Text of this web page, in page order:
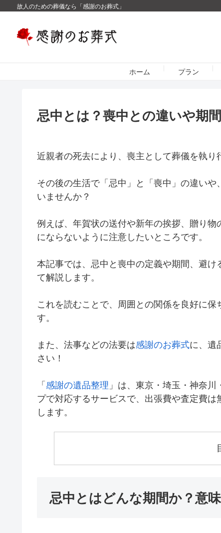
故人のための葬儀なら「感謝のお葬式」
ホーム プラン
忌中とは？喪中との違いや期
近親者の死去により、喪主として葬儀を執り
その後の生活で「忌中」と「喪中」の違い
いませんか？
例えば、年賀状の送付や新年の挨拶、贈り
にならないように注意したいところです。​
本記事では、忌中と喪中の定義や期間、避
て解説します。
これを読むことで、周囲との関係を良好に
す。​
また、法事などの法要は感謝のお葬式に、遺
さい！
「感謝の遺品整理 」は、東京・埼玉・神奈
プで対応するサービスで、出張費や査定費
します。
忌中とはどんな期間か？意